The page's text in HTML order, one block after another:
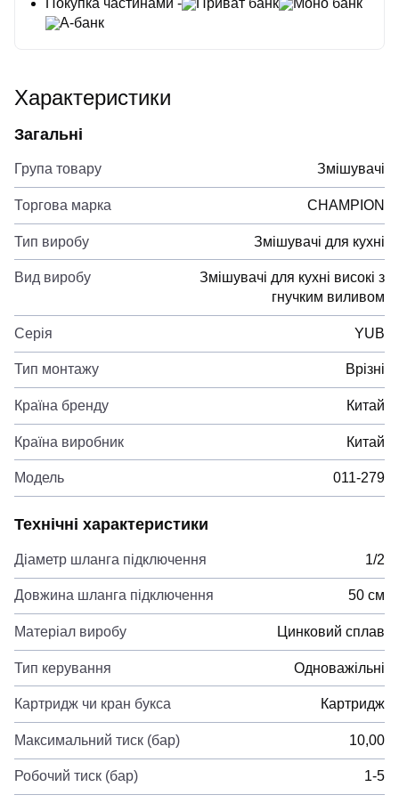
А-банк
Характеристики
Загальні
Група товару Змішувачі
Торгова марка CHAMPION
Тип виробу Змішувачі для кухні
Вид виробу
Змішувачі для кухні високі з
гнучким виливом
Серія YUB
Тип монтажу Врізні
Країна бренду Китай
Країна виробник Китай
Модель 011-279
Технічні характеристики
Діаметр шланга підключення 1/2
Довжина шланга підключення 50 см
Матеріал виробу Цинковий сплав
Тип керування Одноважільні
Картридж чи кран букса Картридж
Максимальний тиск (бар) 10,00
Робочий тиск (бар) 1-5